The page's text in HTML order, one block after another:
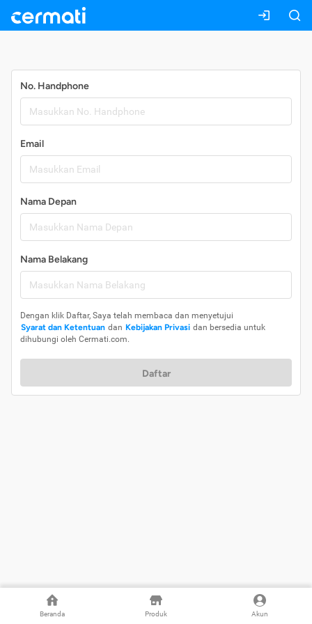
Beranda Produk Akun
No. Handphone
Email
Nama Depan
Nama Belakang
Dengan klik Daftar, Saya telah membaca dan menyetujui
Syarat dan Ketentuan dan Kebijakan Privasi dan bersedia untuk
dihubungi oleh Cermati.com.
Daftar